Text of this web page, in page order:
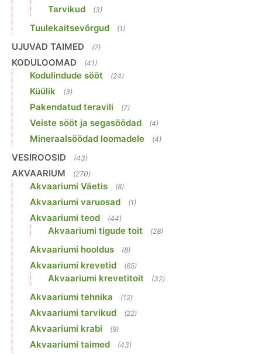
Tarvikud (3)
Tuulekaitsevõrgud (1)
UJUVAD TAIMED (7)
KODULOOMAD (41)
Kodulindude sööt (24)
Küülik (3)
Pakendatud teravili (7)
Veiste sööt ja segasöödad (4)
Mineraalsöödad loomadele (4)
VESIROOSID (43)
AKVAARIUM (270)
Akvaariumi Väetis (8)
Akvaariumi varuosad (1)
Akvaariumi teod (44)
Akvaariumi tigude toit (28)
Akvaariumi hooldus (8)
Akvaariumi krevetid (65)
Akvaariumi krevetitoit (32)
Akvaariumi tehnika (12)
Akvaariumi tarvikud (22)
Akvaariumi krabi (9)
Akvaariumi taimed (43)